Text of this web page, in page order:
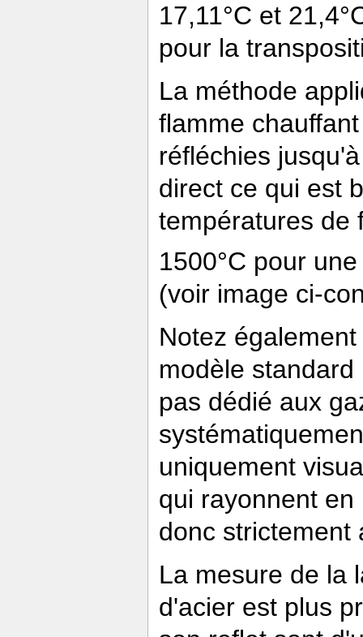
17,11°C et
pour la
La méthode
flamme
réfléchies
direct ce qui est
températures de
1500°C pour
(voir image ci-
Notez
modèle
pas dédié aux
uniquement
qui rayonnent
donc strictement
La mesure de la
d'acier est plus